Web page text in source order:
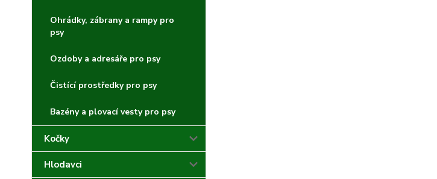
Ohrádky, zábrany a rampy pro
psy
Ozdoby a adresáře pro psy
Čistící prostředky pro psy
Bazény a plovací vesty pro psy
Kočky
Hlodavci